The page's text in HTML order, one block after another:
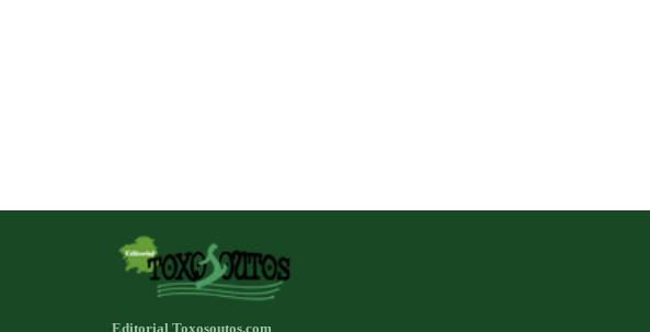
Editorial Toxosoutos.com